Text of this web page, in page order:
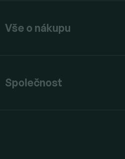
Vše o nákupu
Společnost